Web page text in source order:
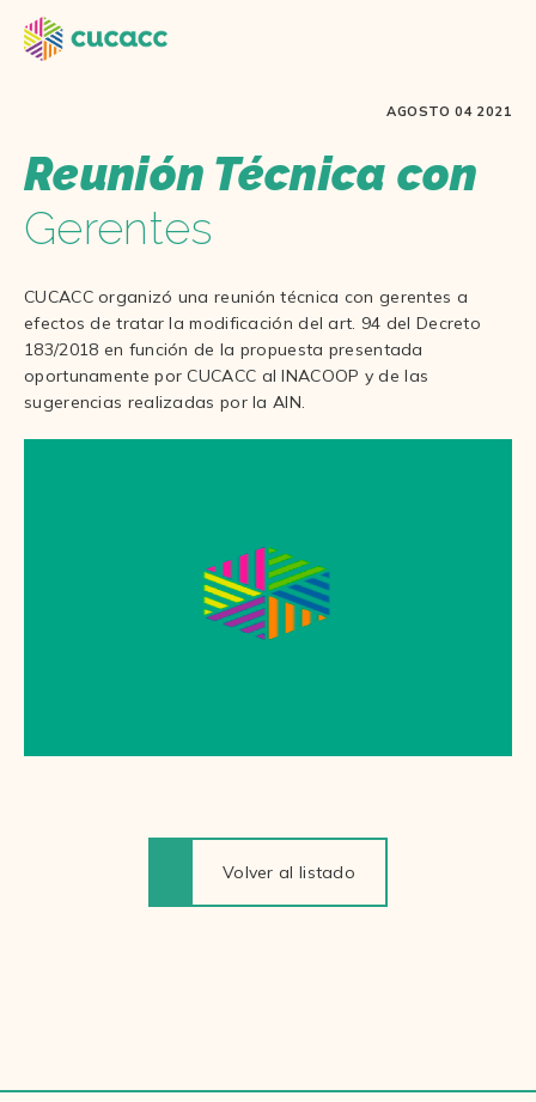
AGOSTO 04 2021
Reunión Técnica con
Gerentes
CUCACC organizó una reunión técnica con gerentes a
efectos de tratar la modificación del art. 94 del Decreto
183/2018 en función de la propuesta presentada
oportunamente por CUCACC al INACOOP y de las
sugerencias realizadas por la AIN.
Volver al listado